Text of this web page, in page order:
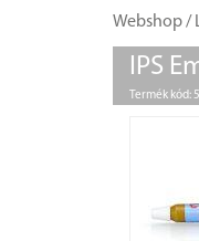
Webshop/
IPS
Termék kód: